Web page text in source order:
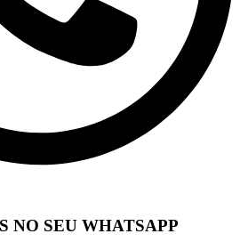
NO SEU WHATSAPP